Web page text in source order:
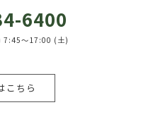
6400
7:45～17:00 (土)
こちら